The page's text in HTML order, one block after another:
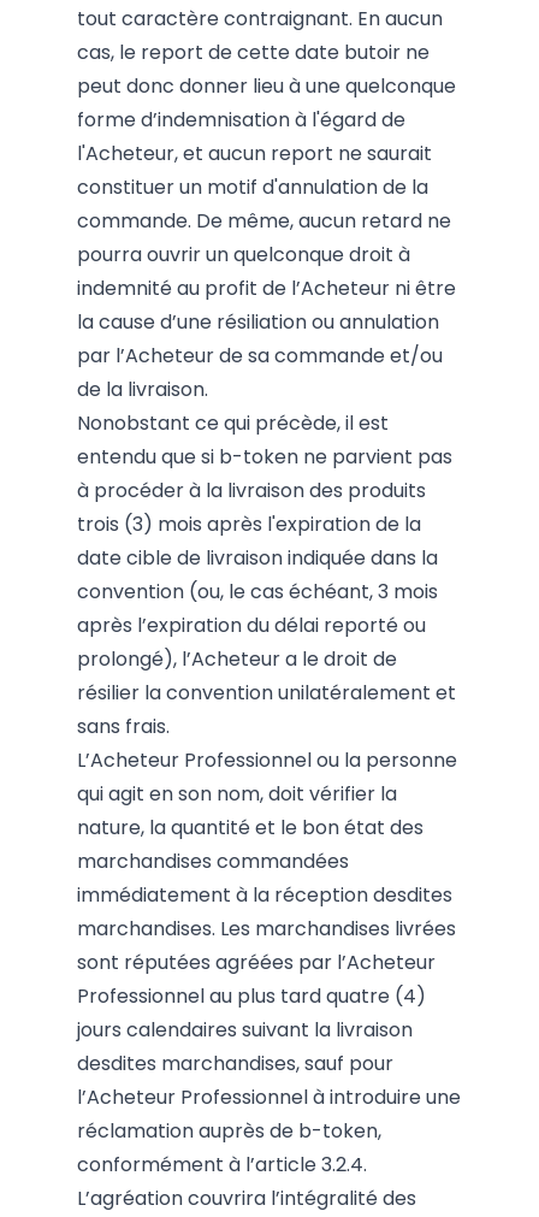
tout caractère contraignant. En aucun
cas, le report de cette date butoir ne
peut donc donner lieu à une quelconque
forme d’indemnisation à l'égard de
l'Acheteur, et aucun report ne saurait
constituer un motif d'annulation de la
commande. De même, aucun retard ne
pourra ouvrir un quelconque droit à
indemnité au profit de l’Acheteur ni être
la cause d’une résiliation ou annulation
par l’Acheteur de sa commande et/ou
de la livraison.
Nonobstant ce qui précède, il est
entendu que si b-token ne parvient pas
à procéder à la livraison des produits
trois (3) mois après l'expiration de la
date cible de livraison indiquée dans la
convention (ou, le cas échéant, 3 mois
après l’expiration du délai reporté ou
prolongé), l’Acheteur a le droit de
résilier la convention unilatéralement et
sans frais.
L’Acheteur Professionnel ou la personne
qui agit en son nom, doit vérifier la
nature, la quantité et le bon état des
marchandises commandées
immédiatement à la réception desdites
marchandises. Les marchandises livrées
sont réputées agréées par l’Acheteur
Professionnel au plus tard quatre (4)
jours calendaires suivant la livraison
desdites marchandises, sauf pour
l’Acheteur Professionnel à introduire une
réclamation auprès de b-token,
conformément à l’article 3.2.4.
L’agréation couvrira l’intégralité des